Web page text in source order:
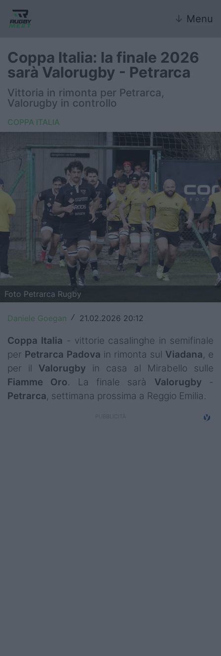
↓ Menu
Nazionali giovanili
Rugby Sevens
FIR
Internazionale
6 Nazioni
United Rugby Championship
Top14
Premiership
Champions Cup
Challenge Cup
World Rugby
Rugby World Cup
Super Rugby
Rugby in TV
Coppa Italia: la finale 2026
sarà Valorugby - Petrarca
Vittoria in rimonta per Petrarca,
Valorugby in controllo
COPPA ITALIA
Foto Petrarca Rugby
Daniele Goegan / 21.02.2026 20:12
Coppa Italia - vittorie casalinghe in semifinale
per Petrarca Padova in rimonta sul Viadana, e
per il Valorugby in casa al Mirabello sulle
Fiamme
Oro. La finale sarà Valorugby -
Petrarca, settimana prossima a Reggio Emilia.